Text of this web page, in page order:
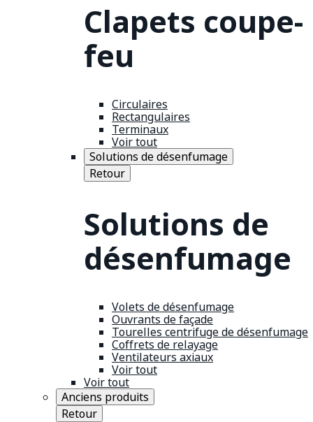
Clapets coupe-
feu
Circulaires
Rectangulaires
Terminaux
Voir tout
Solutions de désenfumage
Retour
Solutions de
désenfumage
Volets de désenfumage
Ouvrants de façade
Tourelles centrifuge de désenfumage
Coffrets de relayage
Ventilateurs axiaux
Voir tout
Voir tout
Anciens produits
Retour